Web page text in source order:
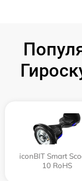
iconBIT Smart
10 RoHS